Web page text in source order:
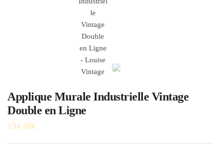
Applique Murale Industrielle Vintage
Double en Ligne
134.00€